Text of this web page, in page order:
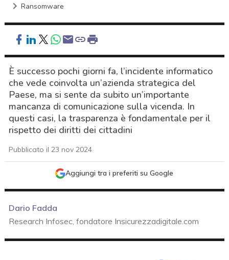
Ransomware
È successo pochi giorni fa, l’incidente informatico
che vede coinvolta un’azienda strategica del
Paese, ma si sente da subito un’importante
mancanza di comunicazione sulla vicenda. In
questi casi, la trasparenza è fondamentale per il
rispetto dei diritti dei cittadini
Pubblicato il 23 nov 2024
Aggiungi tra i preferiti su Google
Dario Fadda
Research Infosec, fondatore Insicurezzadigitale.com